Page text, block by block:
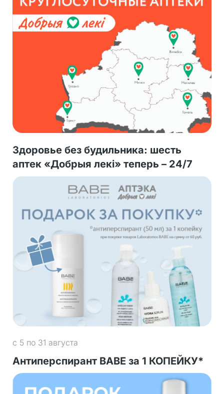
Здоровье без будильника: шесть
аптек «Добрыя лекі» теперь – 24/7
с 5 по 31 августа
Антиперспирант BABE за 1 КОПЕЙКУ*